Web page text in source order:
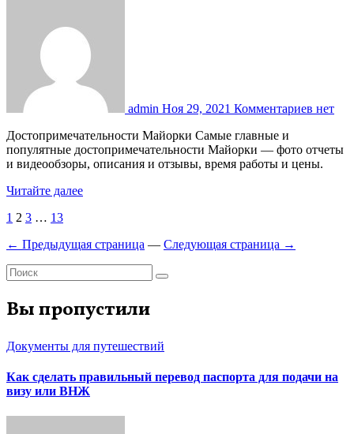
admin Ноя 29, 2021 Комментариев нет
Достопримечательности Майорки Самые главные и
популятные достопримечательности Майорки — фото отчеты
и видеообзоры, описания и отзывы, время работы и цены.
Читайте далее
Пагинация
записей
1 2 3 … 13
← Предыдущая страница — Следующая страница →
Вы пропустили
Документы для путешествий
Как сделать правильный перевод паспорта для подачи на
визу или ВНЖ